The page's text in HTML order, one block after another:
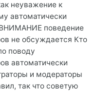
неуважение к
автоматически
поведение
не обсуждается Кто
поводу
автоматически
и модераторы
так что советую